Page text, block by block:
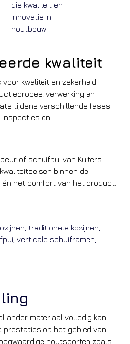
kwaliteit
kwaliteit en zekerheid.
verwerking en
tijdens verschillende fases
inspecties en
of schuifpui van Kuiters
binnen de
én het comfort van het product.
ander materiaal volledig kan
prestaties op het gebied van
houtsoorten zoals